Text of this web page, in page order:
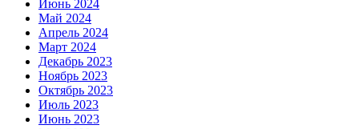
Июнь 2024
Май 2024
Апрель 2024
Март 2024
Декабрь 2023
Ноябрь 2023
Октябрь 2023
Июль 2023
Июнь 2023